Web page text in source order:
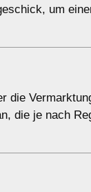
um
die
die je nach